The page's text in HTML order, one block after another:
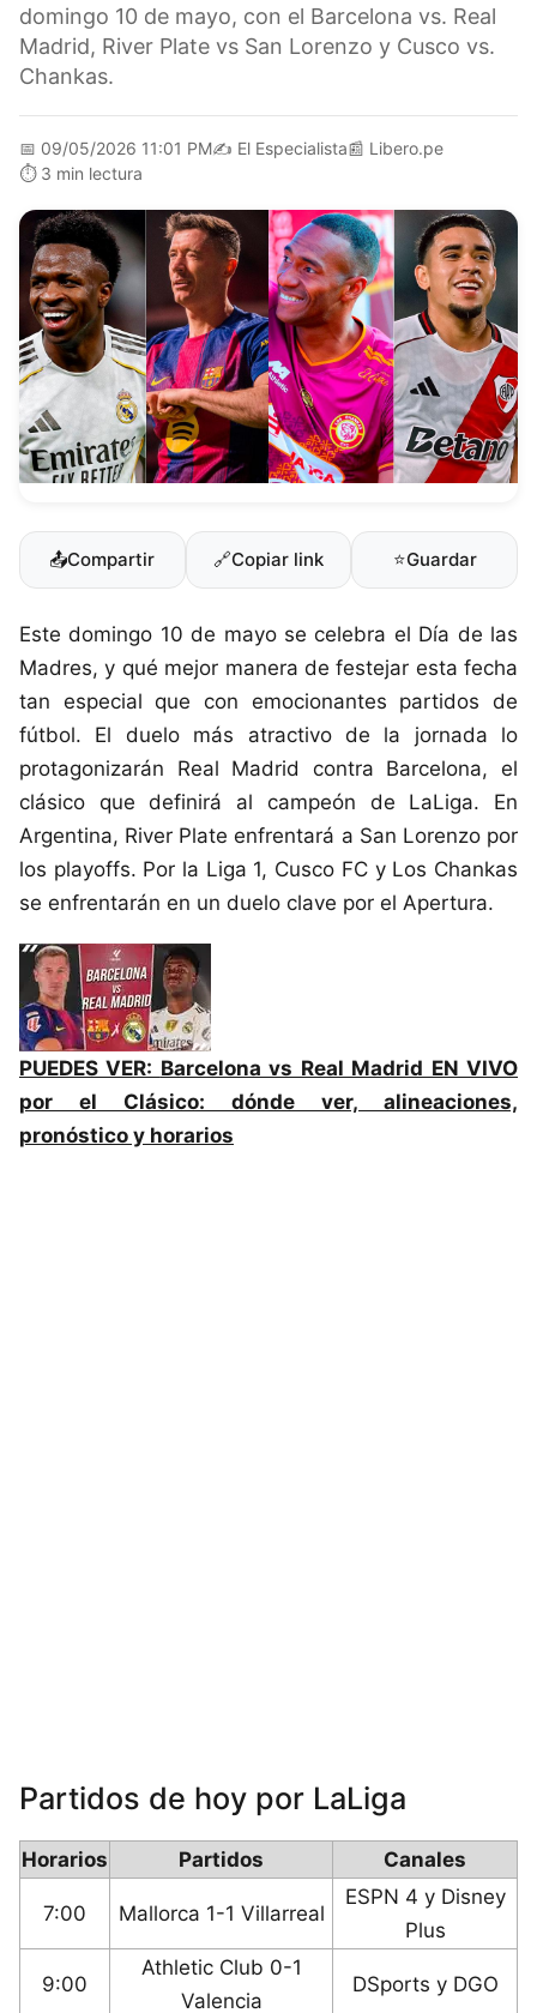
domingo 10 de mayo, con el Barcelona vs. Real
Madrid, River Plate vs San Lorenzo y Cusco vs.
Chankas.
📅 09/05/2026 11:01 PM✍️ El Especialista📰 Libero.pe
⏱️ 3 min lectura
📤Compartir 🔗Copiar link ⭐Guardar
Este domingo 10 de mayo se celebra el Día de las
Madres, y qué mejor manera de festejar esta fecha
tan especial que con emocionantes partidos de
fútbol. El duelo más atractivo de la jornada lo
protagonizarán Real Madrid contra Barcelona, el
clásico que definirá al campeón de LaLiga. En
Argentina, River Plate enfrentará a San Lorenzo por
los playoffs. Por la Liga 1, Cusco FC y Los Chankas
se enfrentarán en un duelo clave por el Apertura.
PUEDES VER: Barcelona vs Real Madrid EN VIVO
por el Clásico: dónde ver, alineaciones,
pronóstico y horarios
Partidos de hoy por LaLiga
Horarios Partidos Canales
7:00 Mallorca 1-1 Villarreal
ESPN 4 y Disney
Plus
9:00
Athletic Club 0-1
Valencia
DSports y DGO